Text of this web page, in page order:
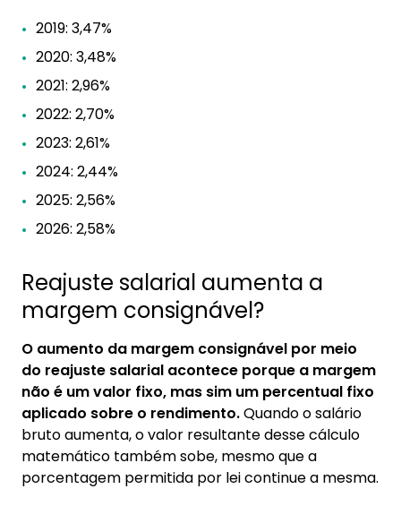
2019: 3,47%
2020: 3,48%
2021: 2,96%
2022: 2,70%
2023: 2,61%
2024: 2,44%
2025: 2,56%
2026: 2,58%
Reajuste salarial aumenta a
margem consignável?
O aumento da margem consignável por meio
do reajuste salarial acontece porque a margem
não é um valor fixo, mas sim um percentual fixo
aplicado sobre o rendimento.Quando o salário
bruto aumenta, o valor resultante desse cálculo
matemático também sobe, mesmo que a
porcentagem permitida por lei continue a mesma.